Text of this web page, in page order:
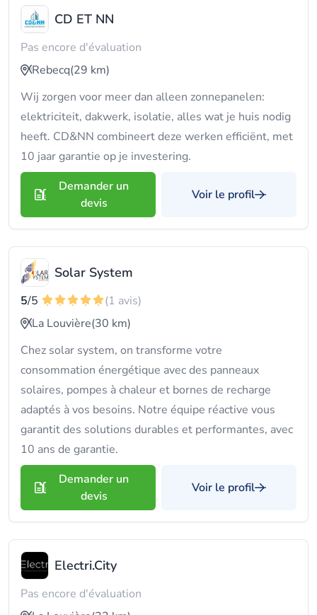
CD ET NN
Pas encore d'évaluation
Rebecq(29 km)
Wij zorgen voor meer dan alleen zonnepanelen:
elektriciteit, dakwerk, isolatie, alles wat je huis nodig
heeft. CD&NN combineert deze werken efficiënt, met
10 jaar garantie op je investering.
Demander un
devis
Voir le profil
Solar System
5/5
(1 avis)
La Louvière(30 km)
Chez solar system, on transforme votre
consommation énergétique avec des panneaux
solaires, pompes à chaleur et bornes de recharge
adaptés à vos besoins. Notre équipe réactive vous
garantit des solutions durables et performantes, avec
10 ans de garantie.
Demander un
devis
Voir le profil
Electri.City
Pas encore d'évaluation